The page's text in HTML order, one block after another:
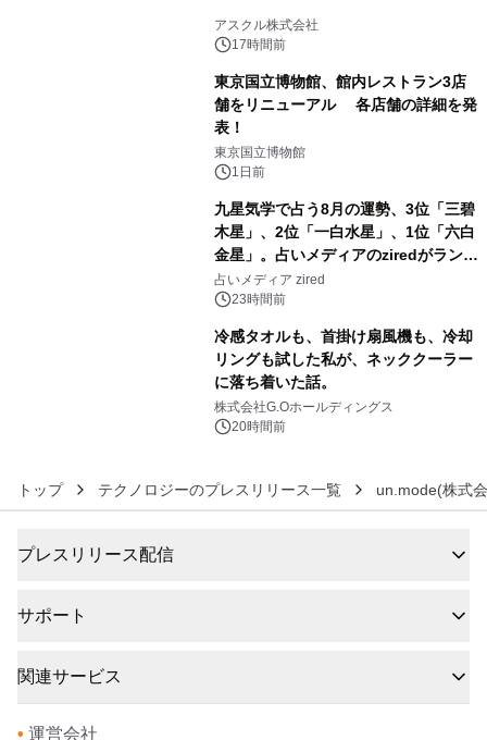
アスクル株式会社
17時間前
東京国立博物館、館内レストラン3店
舗をリニューアル 各店舗の詳細を発
表！
東京国立博物館
1日前
九星気学で占う8月の運勢、3位「三碧
木星」、2位「一白水星」、1位「六白
金星」。占いメディアのziredがランキ
ングを発表
占いメディア zired
23時間前
冷感タオルも、首掛け扇風機も、冷却
リングも試した私が、ネッククーラー
に落ち着いた話。
株式会社G.Oホールディングス
20時間前
トップ テクノロジーのプレスリリース一覧 un.mode(株式
プレスリリース配信
サポート
関連サービス
• 運営会社